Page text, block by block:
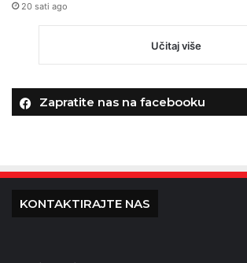
20 sati ago
Učitaj više
Zapratite nas na facebooku
KONTAKTIRAJTE NAS